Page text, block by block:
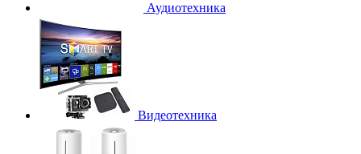
Аудиотехника
Видеотехника